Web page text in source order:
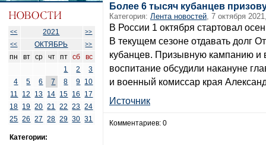
<< 2021
>>
<<
ОКТЯБРЬ >>
пн вт ср чт пт сб
вс
1
2
3
4
5 6 7 8 9 10
11
12 13 14 15 16
17
18 19 20 21 22 23 24
25 26 27 28 29 30 31
Категории:
Более 6 тысяч кубанцев
Категория: Лента новостей, 7 октября
В России 1 октября стартовал
В текущем сезоне отдавать долг
кубанцев. Призывную кампанию и
воспитание обсудили накануне
и военный комиссар края
Источник
Комментариев: 0